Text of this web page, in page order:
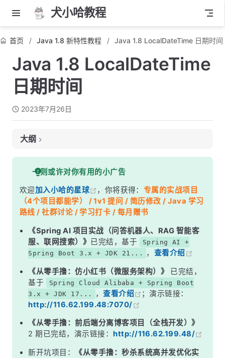
犬小哈教程
首页 Java 1.8 新特性教程 Java 1.8 LocalDateTime 日期时间
Java 1.8 LocalDateTime
日期时间
2023年7月26日
大纲
1. LocalDateTime 是什么？
2. 创建 LocalDateTime 对象
3. 获取日期和时间的信息
4. 修改日期和时间
5. 比较日期和时间
6. 总结
一则或许对你有用的小广告
欢迎加入小哈的星球 ，你将获得： 专属的实战项目
（4个项目都能学） / 1v1 提问 / 简历修改 / Java 学习
路线 / 社群讨论 / 学习打卡 / 每月赠书
《Spring AI 项目实战（问答机器人、RAG 智能客
服、联网搜索）》 已完结，基于
Spring AI +
Spring Boot 3.x + JDK 21...
， 查看介绍
《从零手撸：仿小红书（微服务架构）》
已完结，
基于
Spring Cloud Alibaba + Spring Boot
3.x + JDK 17...
，查看介绍
；演示链接：
http://116.62.199.48:7070/
《从零手撸：前后端分离博客项目（全栈开发）》
2 期已完结，演示链接： http://116.62.199.48/
新开坑项目：
《从零手撸：秒杀系统高并发优化实